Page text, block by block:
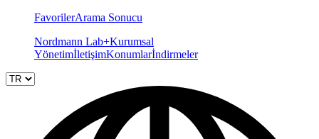
FavorilerArama Sonucu
Nordmann Lab+Kurumsal
YönetimİletişimKonumlarİndirmeler